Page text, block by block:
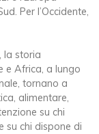
Per l’Occidente,
la storia
e Africa, a lungo
tornano a
alimentare,
su chi
su chi dispone di